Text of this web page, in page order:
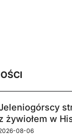
żywiołem w
08-06